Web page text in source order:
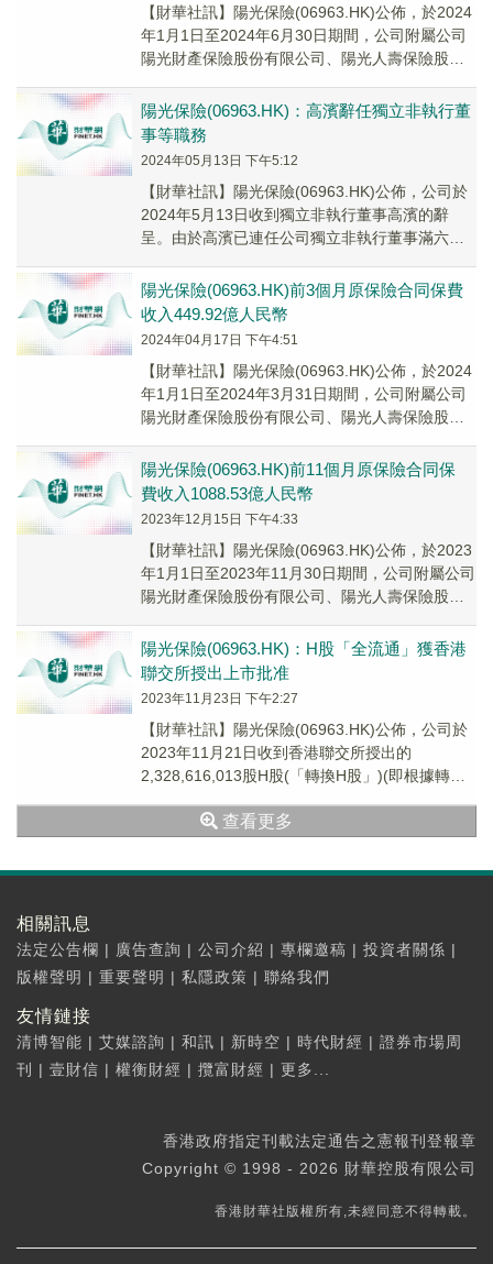
【財華社訊】陽光保險(06963.HK)公佈，於2024
年1月1日至2024年6月30日期間，公司附屬公司
陽光財產保險股份有限公司、陽光人壽保險股份
陽光保險(06963.HK)：高濱辭任獨立非執行董
事等職務
2024年05月13日 下午5:12
【財華社訊】陽光保險(06963.HK)公佈，公司於
2024年5月13日收到獨立非執行董事高濱的辭
呈。由於高濱已連任公司獨立非執行董事滿六
陽光保險(06963.HK)前3個月原保險合同保費
收入449.92億人民幣
2024年04月17日 下午4:51
【財華社訊】陽光保險(06963.HK)公佈，於2024
年1月1日至2024年3月31日期間，公司附屬公司
陽光財產保險股份有限公司、陽光人壽保險股份
陽光保險(06963.HK)前11個月原保險合同保
費收入1088.53億人民幣
2023年12月15日 下午4:33
【財華社訊】陽光保險(06963.HK)公佈，於2023
年1月1日至2023年11月30日期間，公司附屬公司
陽光財產保險股份有限公司、陽光人壽保險股份
陽光保險(06963.HK)：H股「全流通」獲香港
聯交所授出上市批准
2023年11月23日 下午2:27
【財華社訊】陽光保險(06963.HK)公佈，公司於
2023年11月21日收到香港聯交所授出的
2,328,616,013股H股(「轉換H股」)(即根據轉換
查看更多
相關訊息
法定公告欄 | 廣告查詢 | 公司介紹 | 專欄邀稿 | 投資者關係 |
版權聲明 | 重要聲明 | 私隱政策 | 聯絡我們
友情鏈接
清博智能 | 艾媒諮詢 | 和訊 | 新時空 | 時代財經 | 證券市場周
刊
| 壹財信 | 權衡財經 | 攬富財經 | 更多...
香港政府指定刊載法定通告之憲報刊登報章
Copyright © 1998 - 2026 財華控股有限公司
香港財華社版權所有,未經同意不得轉載。